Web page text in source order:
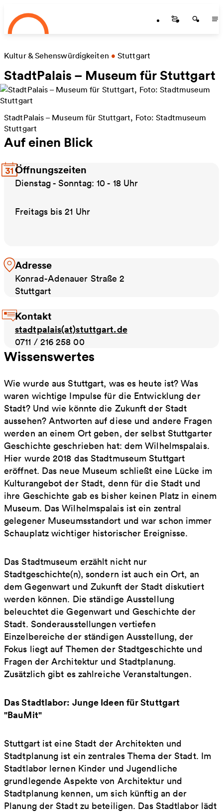
Zum Hauptinhalt springen
Startseite
Kultur & Sehenswürdigkeiten • Stuttgart
StadtPalais – Museum für Stuttgart
StadtPalais – Museum für Stuttgart, Foto: Stadtmuseum
Stuttgart
Auf einen Blick
Öffnungszeiten
Dienstag - Sonntag: 10 - 18 Uhr
Freitags bis 21 Uhr
Adresse
Konrad-Adenauer Straße 2
Stuttgart
Kontakt
stadtpalais(at)stuttgart.de
0711 / 216 258 00
Wissenswertes
Wie wurde aus Stuttgart, was es heute ist? Was
waren wichtige Impulse für die Entwicklung der
Stadt? Und wie könnte die Zukunft der Stadt
aussehen? Antworten auf diese und andere Fragen
werden an einem Ort geben, der selbst Stuttgarter
Geschichte geschrieben hat: dem Wilhelmspalais.
Hier wurde 2018 das Stadtmuseum Stuttgart
eröffnet. Das neue Museum schließt eine Lücke im
Kulturangebot der Stadt, denn für die Stadt und
ihre Geschichte gab es bisher keinen Platz in einem
Museum. Das Wilhelmspalais ist ein zentral
gelegener Museumsstandort und war schon immer
Schauplatz wichtiger historischer Ereignisse.
Das Stadtmuseum erzählt nicht nur
Stadtgeschichte(n), sondern ist auch ein Ort, an
dem Gegenwart und Zukunft der Stadt diskutiert
werden können. Die ständige Ausstellung
beleuchtet die Gegenwart und Geschichte der
Stadt. Sonderausstellungen vertiefen
Einzelbereiche der ständigen Ausstellung, der
Fokus liegt auf Themen der Stadtgeschichte und
Fragen der Architektur und Stadtplanung.
Zusätzlich gibt es zahlreiche Veranstaltungen.
Das Stadtlabor: Junge Ideen für Stuttgart
"BauMit"
Stuttgart ist eine Stadt der Architekten und
Stadtplanung ist ein zentrales Thema der Stadt. Im
Stadtlabor lernen Kinder und Jugendliche
grundlegende Aspekte von Architektur und
Stadtplanung kennen, um sich künftig an der
Planung der Stadt zu beteiligen. Das Stadtlabor lädt